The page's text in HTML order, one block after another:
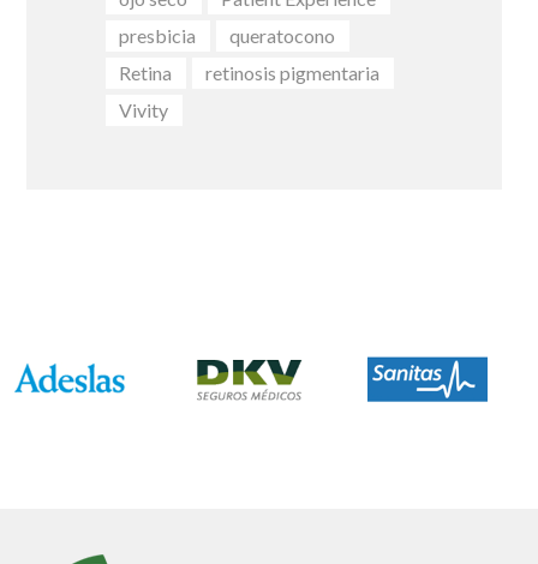
presbicia
queratocono
Retina
retinosis pigmentaria
Vivity